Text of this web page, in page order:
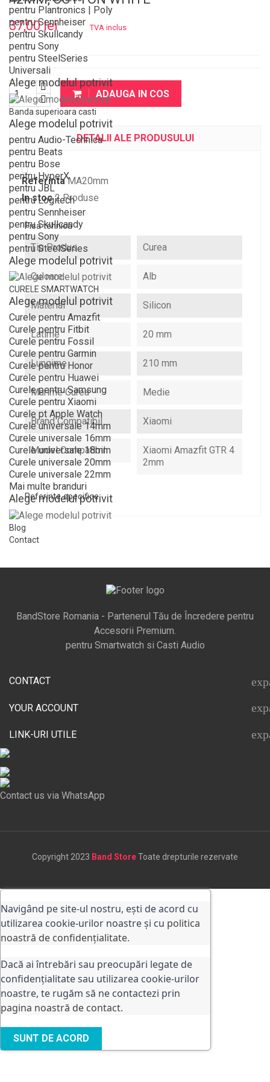
pentru Plantronics | Poly
pentru Sennheiser
pentru Skullcandy
pentru Sony
pentru SteelSeries
Universali
Alege modelul potrivit
Banda superioara casti
Alege modelul potrivit
pentru Audio-Technica
pentru Beats
pentru Bose
pentru HyperX
pentru JBL
pentru Logitech
pentru Sennheiser
pentru Skullcandy
pentru Sony
pentru SteelSeries
Alege modelul potrivit
CURELE SMARTWATCH
Alege modelul potrivit
Curele pentru Amazfit
Curele pentru Fitbit
Curele pentru Fossil
Curele pentru Garmin
Curele pentru Honor
Curele pentru Huawei
Curele pentru Samsung
Curele pentru Xiaomi
Curele pt Apple Watch
Curele universale 14mm
Curele universale 16mm
Curele universale 18mm
Curele universale 20mm
Curele universale 22mm
Mai multe branduri
Alege modelul potrivit
Blog
Contact
37,00 lei
TVA inclus
ADAUGA IN COS
DETALII ALE PRODUSULUI
Referinta MA20mm
In stoc 2 Produse
Fisa tehnica
Tip Produs Curea
Culoare Alb
Material Silicon
Latime 20 mm
Lungime 210 mm
Marime Curea Medie
Brand Compatibil Xiaomi
Model Compatibil
Xiaomi Amazfit GTR 4
2mm
Referinte specifice
BandStore Romania - Partenerul Tău de Încredere pentru
Accesorii Premium.
pentru Smartwatch si Casti Audio
CONTACT
YOUR ACCOUNT
LINK-URI UTILE
Contact us via WhatsApp
Copyright 2023 Band StoreToate drepturile rezervate
Navigând pe site-ul nostru, ești de acord cu
utilizarea cookie-urilor noastre și cu politica
noastră de confidențialitate.
Dacă ai întrebări sau preocupări legate de
confidențialitate sau utilizarea cookie-urilor
noastre, te rugăm să ne contactezi prin
pagina noastră de contact.
SUNT DE ACORD